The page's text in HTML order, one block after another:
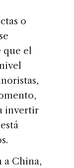
o
que el
invertir
a China,